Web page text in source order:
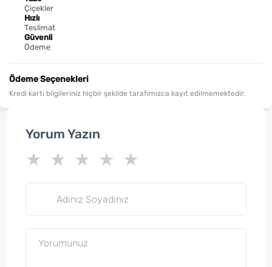
Çiçekler
Hızlı
Teslimat
Güvenli
Ödeme
Ödeme Seçenekleri
Kredi kartı bilgileriniz hiçbir şekilde tarafımızca kayıt edilmemektedir.
Yorum Yazın